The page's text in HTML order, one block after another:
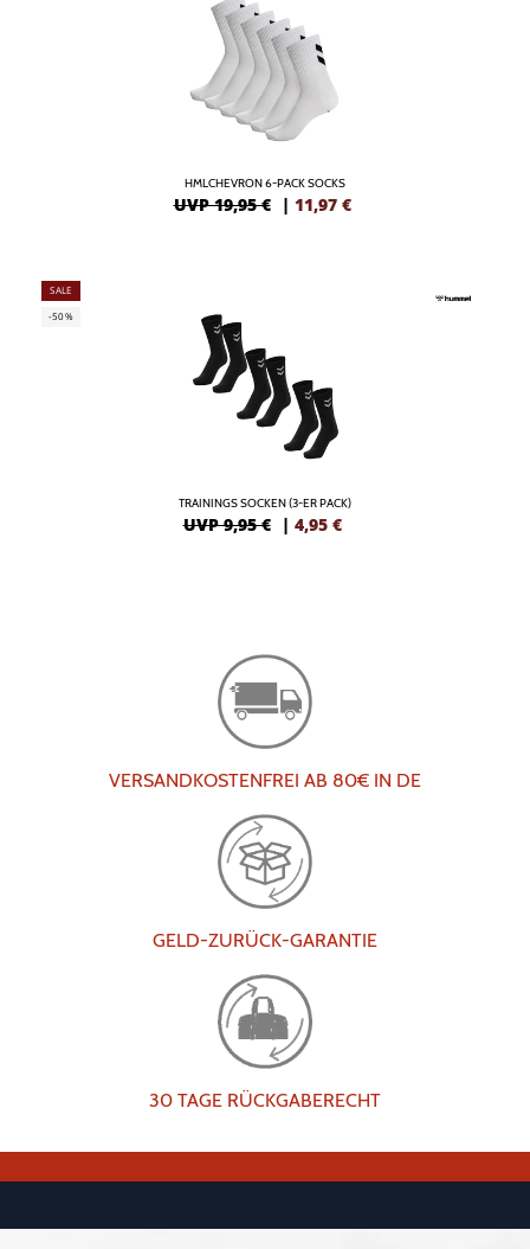
HMLCHEVRON 6-PACK SOCKS
UVP 19,95 € | 11,97 €
SALE
-50%
TRAININGS SOCKEN (3-ER PACK)
UVP 9,95 € | 4,95 €
VERSANDKOSTENFREI AB 80€ IN DE
GELD-ZURÜCK-GARANTIE
30 TAGE RÜCKGABERECHT